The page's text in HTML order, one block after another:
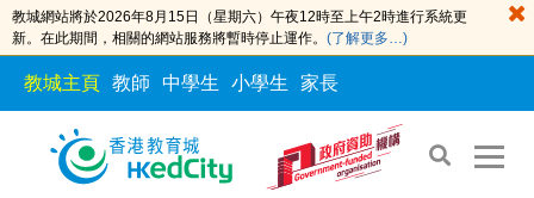
教城網站將於2026年8月15日（星期六）午夜12時至上午2時進行系統更
新。在此期間，相關的網站服務將暫時停止運作。 (了解更多…)
教城主頁 教師 中學生 小學生 家長